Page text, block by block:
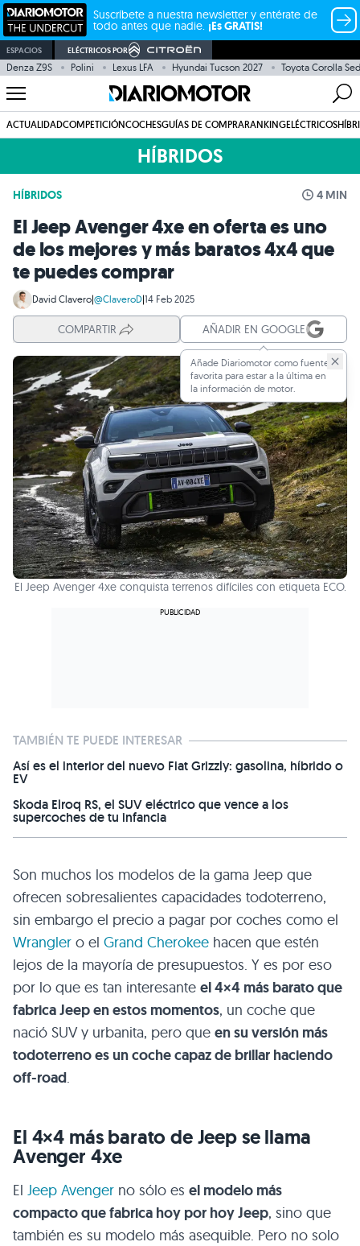
Suscríbete a nuestra newsletter y entérate de
todo antes que nadie. ¡Es GRATIS!
ESPACIOS ELÉCTRICOS POR
Denza Z9S Polini Lexus LFA Hyundai Tucson 2027 Toyota Corolla
ACTUALIDADCOMPETICIÓNCOCHESGUÍAS DE COMPRARANKINGELÉCTRICOS
HÍBRIDOS
HÍBRIDOS 4 MIN
El Jeep Avenger 4xe en oferta es uno
de los mejores y más baratos 4x4 que
te puedes comprar
David Clavero|@ClaveroD|14 Feb 2025
COMPARTIR AÑADIR EN GOOGLE
Añade Diariomotor como fuente
favorita para estar a la última en
la información de motor.
El Jeep Avenger 4xe conquista terrenos difíciles con etiqueta ECO.
TAMBIÉN TE PUEDE INTERESAR
Así es el interior del nuevo Fiat Grizzly: gasolina, híbrido o
EV
Skoda Elroq RS, el SUV eléctrico que vence a los
supercoches de tu infancia
Son muchos los modelos de la gama Jeep que
ofrecen sobresalientes capacidades todoterreno,
sin embargo el precio a pagar por coches como el
Wrangler o el Grand Cherokee hacen que estén
lejos de la mayoría de presupuestos. Y es por eso
por lo que es tan interesante el 4×4 más barato que
fabrica Jeep en estos momentos, un coche que
nació SUV y urbanita, pero que en su versión más
todoterreno es un coche capaz de brillar haciendo
off-road.
El 4×4 más barato de Jeep se llama
Avenger 4xe
El Jeep Avenger no sólo es el modelo más
compacto que fabrica hoy por hoy Jeep, sino que
también es su modelo más asequible. Pero no solo